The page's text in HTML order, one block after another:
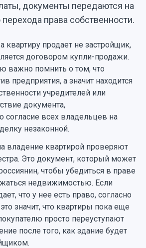
документы передаются на
права собственности.
квартиру продает не застройщик,
договором купли-продажи.
важно помнить о том, что
предприятия, а значит находится
учредителей или
документа,
всех владельцев на
незаконной.
владение квартирой проверяют
Это документ, который может
чтобы убедиться в праве
недвижимостью. Если
что у нее есть право, согласно
значит, что квартиры пока еще
просто переуступают
после того, как здание будет